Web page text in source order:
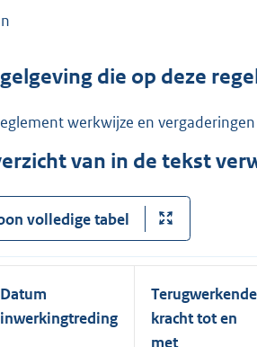
die op deze
werkwijze en
van in de tekst
volledige tabel
Datum
inwerkingtreding
Terugwerkende
kracht tot en
met